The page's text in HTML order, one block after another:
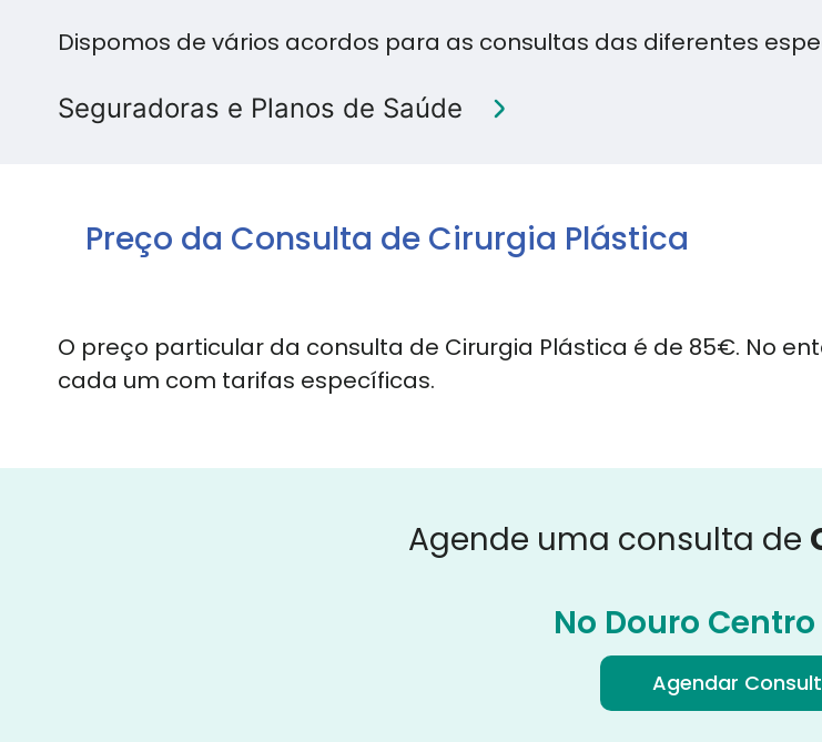
Dispomos de vários acordos para as consultas das diferentes
Seguradoras e Planos de Saúde
Preço da Consulta de Cirurgia Plástica
O preço particular da consulta de Cirurgia Plástica é de 85€. No
cada um com tarifas específicas.
Agende uma consulta de
No Douro
Agendar